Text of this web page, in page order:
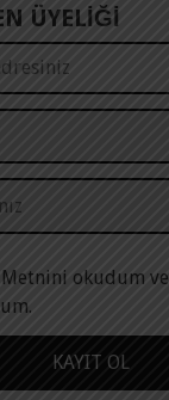
ÜYELİĞİ
Metnini okudum ve